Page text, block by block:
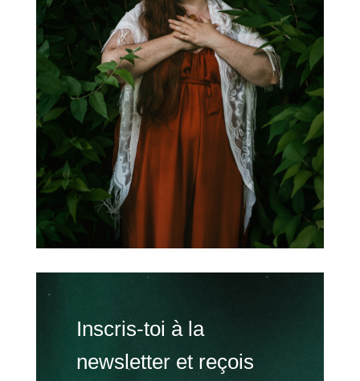
Inscris-toi à la
newsletter et reçois